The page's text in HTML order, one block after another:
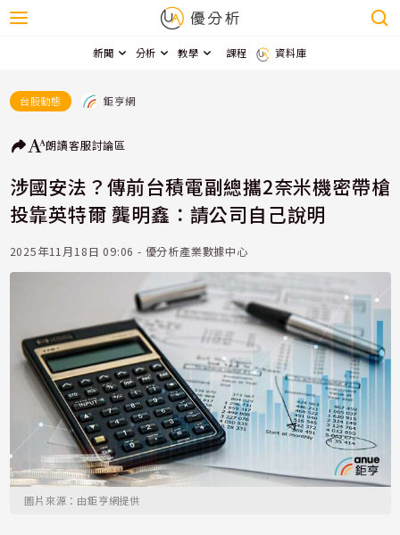
新聞 分析 教學 課程 資料庫
台股動態 鉅亨網
朗讀客服討論區
涉國安法？傳前台積電副總攜2奈米機密帶槍
投靠英特爾 龔明鑫：請公司自己說明
2025年11月18日 09:06 - 優分析產業數據中心
圖片來源：由鉅亨網提供